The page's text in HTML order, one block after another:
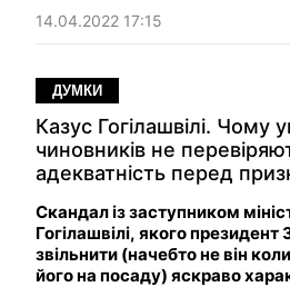
14.04.2022 17:15
ДУМКИ
Казус Гогілашвілі. Чому
чиновників не
адекватність перед
Скандал із заступником
Гогілашвілі, якого
звільнити (начебто не він
його на посаду) яскраво